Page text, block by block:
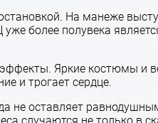
На манеже
более полувека
Яркие костюмы и
и трогает сердце.
не оставляет